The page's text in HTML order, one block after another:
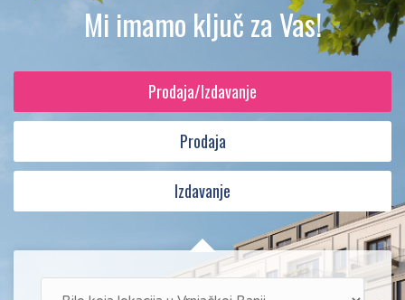
Mi imamo ključ za Vas!
Prodaja/Izdavanje
Prodaja
Izdavanje